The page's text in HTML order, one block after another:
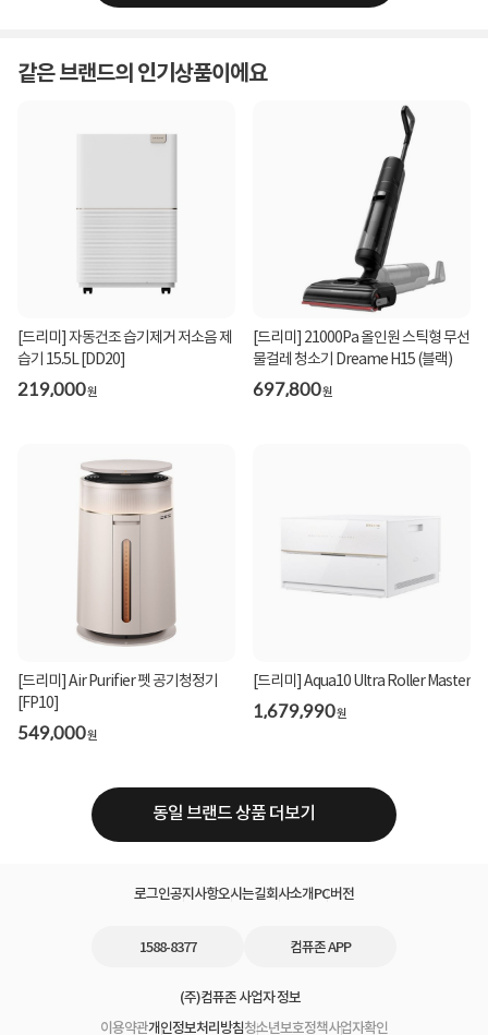
같은 브랜드의 인기상품이에요
[드리미] 자동건조 습기제거 저소음 제
습기 15.5L [DD20]
219,000원
[드리미] 21000Pa 올인원 스틱형 무선
물걸레 청소기 Dreame H15 (블랙)
697,800원
[드리미] Air Purifier 펫 공기청정기
[FP10]
549,000원
[드리미] Aqua10 Ultra Roller Master
1,679,990원
동일 브랜드 상품 더보기
로그인공지사항오시는길회사소개PC버전
1588-8377 컴퓨존 APP
(주)컴퓨존 사업자 정보
이용약관개인정보처리방침청소년보호정책사업자확인